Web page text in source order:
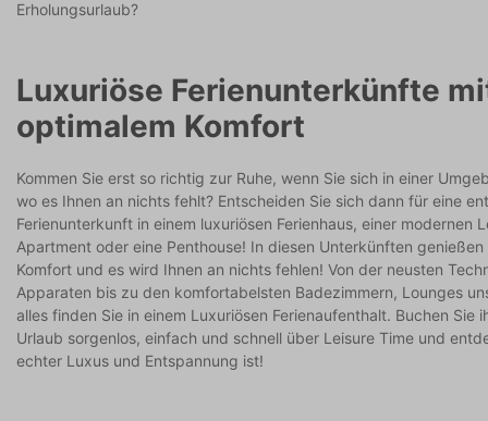
Erholungsurlaub?
Luxuriöse Ferienunterkünfte
optimalem Komfort
Kommen Sie erst so richtig zur Ruhe, wenn Sie sich in einer
wo es Ihnen an nichts fehlt? Entscheiden Sie sich dann für eine
Ferienunterkunft in einem luxuriösen Ferienhaus, einer modernen
Apartment oder eine Penthouse! In diesen Unterkünften
Komfort und es wird Ihnen an nichts fehlen! Von der neusten
Apparaten bis zu den komfortabelsten Badezimmern, Lounges
alles finden Sie in einem Luxuriösen Ferienaufenthalt. Buchen Sie
Urlaub sorgenlos, einfach und schnell über Leisure Time und
echter Luxus und Entspannung ist!